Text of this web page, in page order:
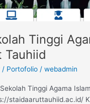
Tinggi
Tauhiid
/ Portofolio / webadmin
Tinggi Agama
staidaaruttauhiid.ac.id/